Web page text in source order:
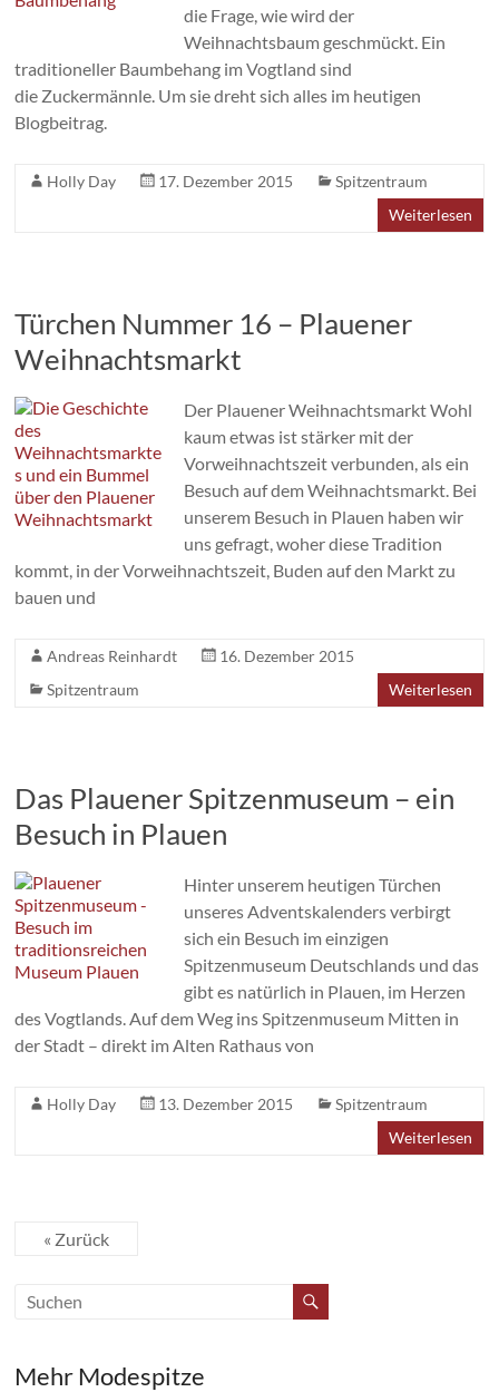
die Frage, wie wird der
Weihnachtsbaum geschmückt. Ein
traditioneller Baumbehang im Vogtland sind
die Zuckermännle. Um sie dreht sich alles im heutigen
Blogbeitrag.
Holly Day 17. Dezember 2015
Spitzentraum
Weiterlesen
Türchen Nummer 16 – Plauener
Weihnachtsmarkt
Der Plauener Weihnachtsmarkt Wohl
kaum etwas ist stärker mit der
Vorweihnachtszeit verbunden, als ein
Besuch auf dem Weihnachtsmarkt. Bei
unserem Besuch in Plauen haben wir
uns gefragt, woher diese Tradition
kommt, in der Vorweihnachtszeit, Buden auf den Markt zu
bauen und
Andreas Reinhardt
16. Dezember 2015
Spitzentraum
Weiterlesen
Das Plauener Spitzenmuseum – ein
Besuch in Plauen
Hinter unserem heutigen Türchen
unseres Adventskalenders verbirgt
sich ein Besuch im einzigen
Spitzenmuseum Deutschlands und das
gibt es natürlich in Plauen, im Herzen
des Vogtlands. Auf dem Weg ins Spitzenmuseum Mitten in
der Stadt – direkt im Alten Rathaus von
Holly Day 13. Dezember 2015
Spitzentraum
Weiterlesen
« Zurück
Mehr Modespitze